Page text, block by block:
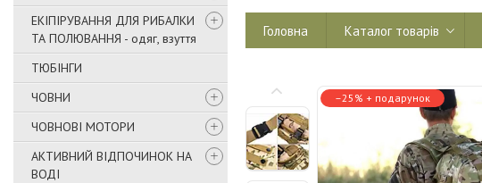
ЕКІПІРУВАННЯ ДЛЯ РИБАЛКИ
ТА ПОЛЮВАННЯ - одяг, взуття
ТЮБІНГИ
ЧОВНИ
ЧОВНОВІ МОТОРИ
АКТИВНИЙ ВІДПОЧИНОК НА
ВОДІ
Головна Каталог товарів
–25%